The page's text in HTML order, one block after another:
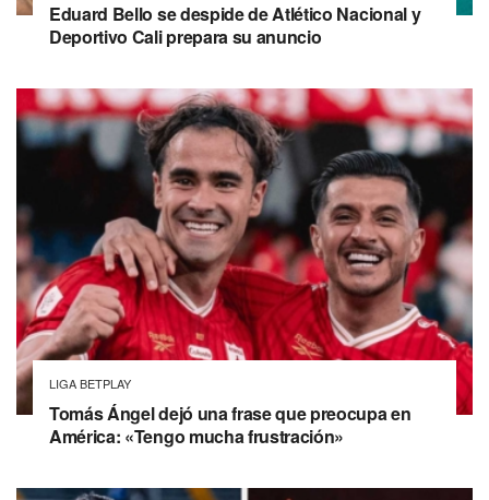
Eduard Bello se despide de Atlético Nacional y
Deportivo Cali prepara su anuncio
LIGA BETPLAY
Tomás Ángel dejó una frase que preocupa en
América: «Tengo mucha frustración»